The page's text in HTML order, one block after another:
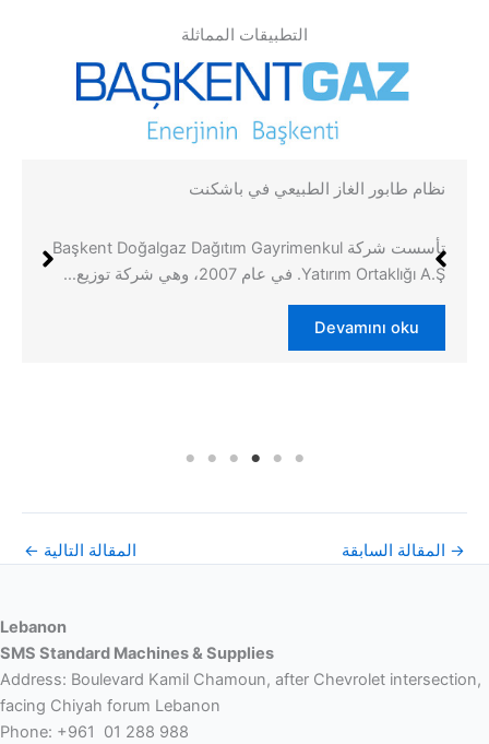
التطبيقات المماثلة
نظام طابور الغاز الطبيعي في باشكنت
تأسست شركة Başkent Doğalgaz Dağıtım Gayrimenkul
Yatırım Ortaklığı A.Ş. في عام 2007، وهي شركة توزيع…
Devamını oku
→ المقالة السابقة المقالة التالية ←
Lebanon
SMS Standard Machines & Supplies
Address: Boulevard Kamil Chamoun, after Chevrolet intersection,
facing Chiyah forum Lebanon
Phone: +961 01 288 988